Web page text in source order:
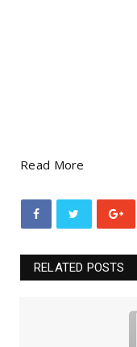
Read More
RELATED POSTS